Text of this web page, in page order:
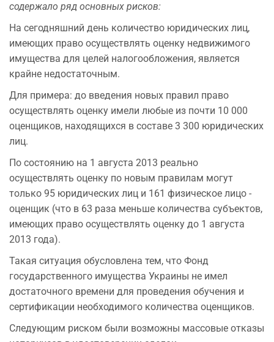
содержало ряд основных рисков:
На сегодняшний день количество юридических лиц,
имеющих право осуществлять оценку недвижимого
имущества для целей налогообложения, является
крайне недостаточным.
Для примера: до введения новых правил право
осуществлять оценку имели любые из почти 10 000
оценщиков, находящихся в составе 3 300 юридических
лиц.
По состоянию на 1 августа 2013 реально
осуществлять оценку по новым правилам могут
только 95 юридических лиц и 161 физическое лицо -
оценщик (что в 63 раза меньше количества субъектов,
имеющих право осуществлять оценку до 1 августа
2013 года).
Такая ситуация обусловлена тем, что Фонд
государственного имущества Украины не имел
достаточного времени для проведения обучения и
сертификации необходимого количества оценщиков.
Следующим риском были возможны массовые отказы